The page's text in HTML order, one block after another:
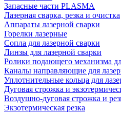
Запасные части PLASMA
Лазерная сварка, резка и очистка
Аппараты лазерной сварки
Горелки лазерные
Сопла для лазерной сварки
Линзы для лазерной сварки
Ролики подающего механизма
Каналы направляющие для
Уплотнительные кольца для
Дуговая строжка и
Воздушно-дуговая строжка и
Экзотермическая резка